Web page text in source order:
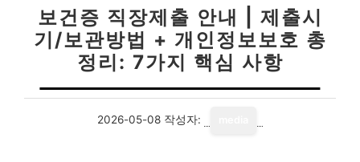
보건증 직장제출 안내 | 제출시
기/보관방법 + 개인정보보호 총
정리: 7가지 핵심 사항
2026-05-08 작성자: